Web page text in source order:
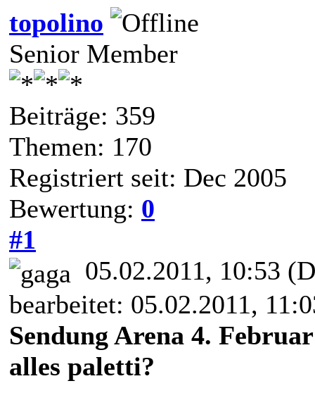
topolino
Senior Member
Beiträge: 359
Themen: 170
Registriert seit: Dec 2005
Bewertung: 0
#1
05.02.2011, 10:53
bearbeitet: 05.02.2011,
Sendung Arena 4.
alles paletti?